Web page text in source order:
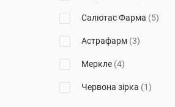
Салютас Фарма (5)
Астрафарм (3)
Меркле (4)
Червона зірка (1)